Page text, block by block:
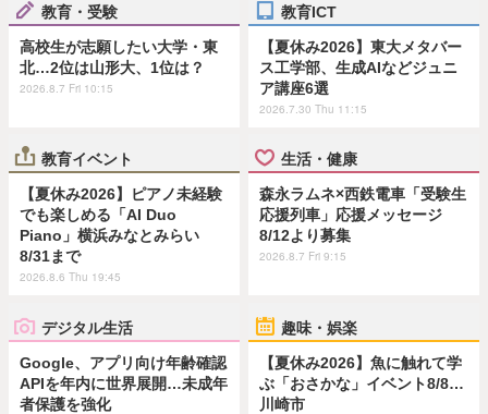
教育・受験
高校生が志願したい大学・東
北…2位は山形大、1位は？
2026.8.7 Fri 10:15
教育ICT
【夏休み2026】東大メタバー
ス工学部、生成AIなどジュニ
ア講座6選
2026.7.30 Thu 11:15
教育イベント
【夏休み2026】ピアノ未経験
でも楽しめる「AI Duo
Piano」横浜みなとみらい
8/31まで
2026.8.6 Thu 19:45
生活・健康
森永ラムネ×西鉄電車「受験生
応援列車」応援メッセージ
8/12より募集
2026.8.7 Fri 9:15
デジタル生活
Google、アプリ向け年齢確認
APIを年内に世界展開…未成年
者保護を強化
趣味・娯楽
【夏休み2026】魚に触れて学
ぶ「おさかな」イベント8/8…
川崎市